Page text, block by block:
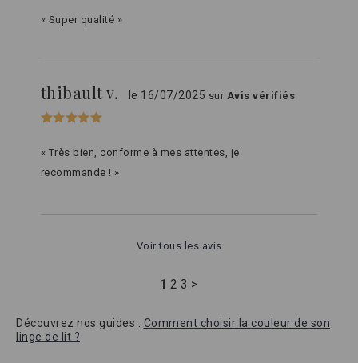
« Super qualité »
thibault v. le 16/07/2025 sur Avis vérifiés
« Très bien, conforme à mes attentes, je
recommande ! »
Voir tous les avis
1 2 3 >
Découvrez nos guides : Comment choisir la couleur de son
linge de lit ?